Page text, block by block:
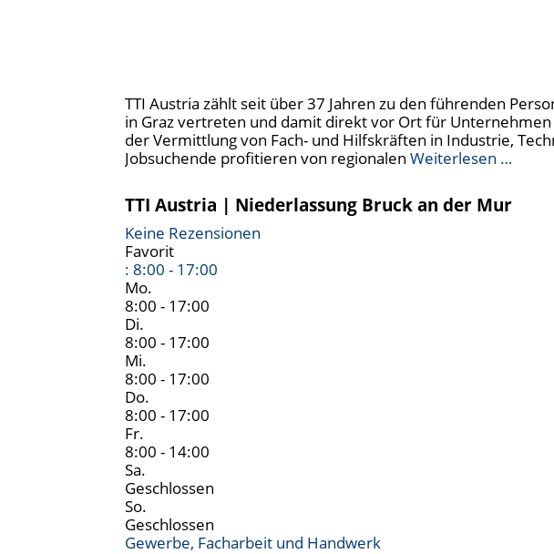
TTI Austria zählt seit über 37 Jahren zu den führenden
in Graz vertreten und damit direkt vor Ort für
der Vermittlung von Fach- und Hilfskräften in Industrie,
Jobsuchende profitieren von regionalen Weiterlesen …
TTI Austria | Niederlassung Bruck an der Mur
Keine Rezensionen
Favorit
: 8:00 - 17:00
Mo.
8:00 - 17:00
Di.
8:00 - 17:00
Mi.
8:00 - 17:00
Do.
8:00 - 17:00
Fr.
8:00 - 14:00
Sa.
Geschlossen
So.
Geschlossen
Gewerbe, Facharbeit und Handwerk